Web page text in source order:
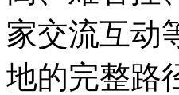
家交流互动
地的完整路